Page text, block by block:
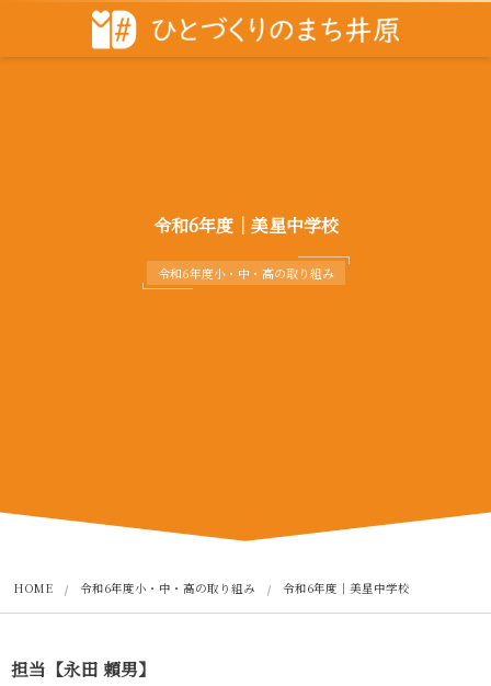
令和6年度｜美星中学校
令和6年度小・中・高の取り組み
HOME 令和6年度小・中・高の取り組み 令和6年度｜美星中学校
担当【永田 頼男】